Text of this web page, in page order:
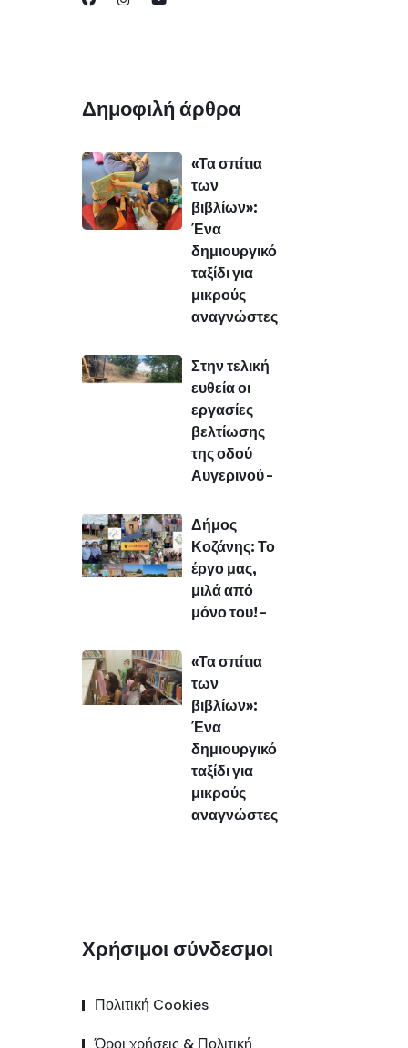
Δημοφιλή άρθρα
«Τα σπίτια
των
βιβλίων»:
Ένα
δημιουργικό
ταξίδι για
μικρούς
αναγνώστες
Στην τελική
ευθεία οι
εργασίες
βελτίωσης
της οδού
Αυγερινού –
Δήμος
Κοζάνης: Το
έργο μας,
μιλά από
μόνο του! –
«Τα σπίτια
των
βιβλίων»:
Ένα
δημιουργικό
ταξίδι για
μικρούς
αναγνώστες
Χρήσιμοι σύνδεσμοι
Πολιτική Cookies
Όροι χρήσεις & Πολιτική